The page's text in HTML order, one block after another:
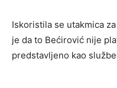
Iskoristila se utakmica
je da to Bećirović nije
predstavljeno kao